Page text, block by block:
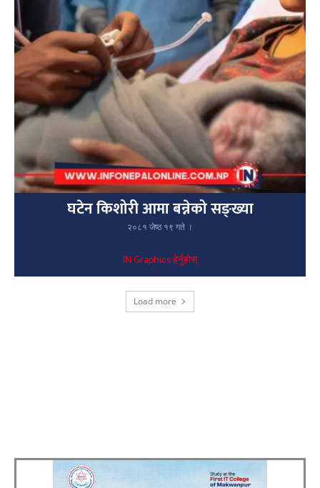
घटेन किशोरी आमा बन्नेको सङ्ख्या
२०८१ जेष्ठ १९ गते ।
IN Graphics हेर्नुहोस्
Load more